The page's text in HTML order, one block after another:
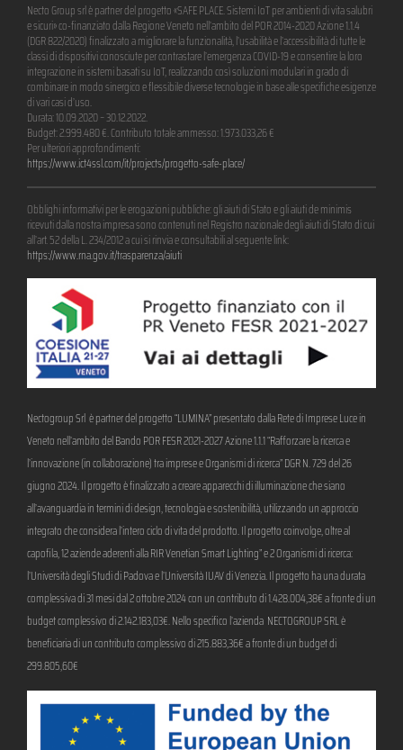
Necto Group srl è partner del progetto «SAFE PLACE. Sistemi IoT per ambienti di vita salubri
e sicuri» co-finanziato dalla Regione Veneto nell’ambito del POR 2014-2020 Azione 1.1.4
(DGR 822/2020) finalizzato a migliorare la funzionalità, l’usabilità e l’accessibilità di tutte le
classi di dispositivi conosciute per contrastare l’emergenza COVID-19 e consentire la loro
integrazione in sistemi basati su IoT, realizzando così soluzioni modulari in grado di
combinare in modo sinergico e flessibile diverse tecnologie in base alle specifiche esigenze
di vari casi d’uso.
Durata: 10.09.2020 – 30.12.2022.
Budget: 2.999.480 €. Contributo totale ammesso: 1.973.033,26 €
Per ulteriori approfondimenti:
https://www.ict4ssl.com/it/projects/progetto-safe-place/
Obblighi informativi per le erogazioni pubbliche: gli aiuti di Stato e gli aiuti de minimis
ricevuti dalla nostra impresa sono contenuti nel Registro nazionale degli aiuti di Stato di cui
all’art. 52 della L. 234/2012 a cui si rinvia e consultabili al seguente link:
https://www.rna.gov.it/trasparenza/aiuti
Nectogroup Srl è partner del progetto “LUMINA” presentato dalla Rete di Imprese Luce in
Veneto nell’ambito del Bando POR FESR 2021-2027 Azione 1.1.1 “Rafforzare la ricerca e
l’innovazione (in collaborazione) tra imprese e Organismi di ricerca” DGR N. 729 del 26
giugno 2024. Il progetto è finalizzato a creare apparecchi di illuminazione che siano
all’avanguardia in termini di design, tecnologia e sostenibilità, utilizzando un approccio
integrato che considera l’intero ciclo di vita del prodotto. Il progetto coinvolge, oltre al
capofila, 12 aziende aderenti alla RIR Venetian Smart Lighting” e 2 Organismi di ricerca:
l’Università degli Studi di Padova e l’Università IUAV di Venezia. Il progetto ha una durata
complessiva di 31 mesi dal 2 ottobre 2024 con un contributo di 1.428.004,38€ a fronte di un
budget complessivo di 2.142.183,03€. Nello specifico l’azienda NECTOGROUP SRL è
beneficiaria di un contributo complessivo di 215.883,36€ a fronte di un budget di
299.805,60€